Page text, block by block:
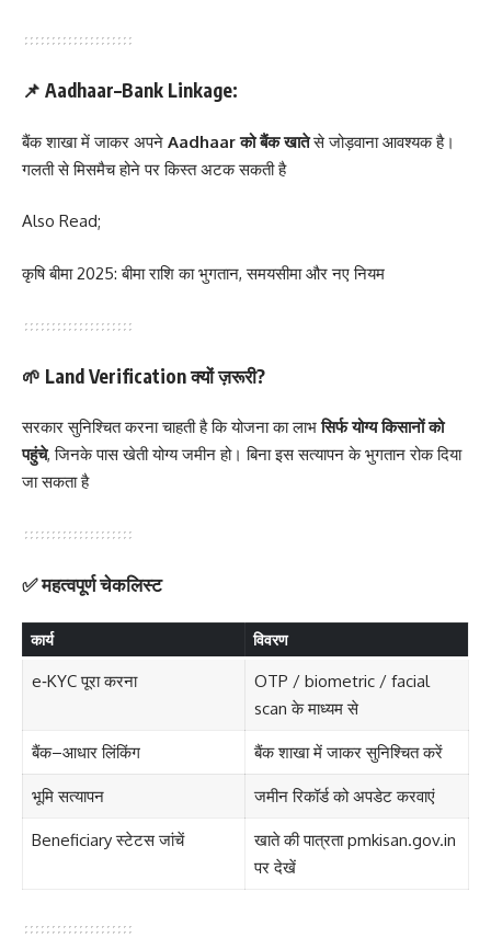
📌 Aadhaar–Bank Linkage:
बैंक शाखा में जाकर अपने Aadhaar को बैंक खातेसे जोड़वाना आवश्यक है।
गलती से मिसमैच होने पर किस्त अटक सकती है
Also Read;
कृषि बीमा 2025: बीमा राशि का भुगतान, समयसीमा और नए नियम
🌱 Land Verification क्यों ज़रूरी?
सरकार सुनिश्चित करना चाहती है कि योजना का लाभसिर्फ योग्य किसानों को
पहुंचे, जिनके पास खेती योग्य जमीन हो। बिना इस सत्यापन के भुगतान रोक दिया
जा सकता है
✅ महत्वपूर्ण चेकलिस्ट
कार्य विवरण
e‑KYC पूरा करना
OTP / biometric / facial
scan के माध्यम से
बैंक–आधार लिंकिंग बैंक शाखा में जाकर सुनिश्चित करें
भूमि सत्यापन जमीन रिकॉर्ड को अपडेट करवाएं
Beneficiary स्टेटस जांचें
खाते की पात्रता pmkisan.gov.in
पर देखें